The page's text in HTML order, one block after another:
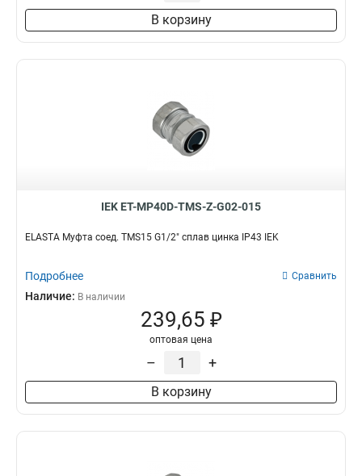
В корзину
IEK ET-MP40D-TMS-Z-G02-015
ELASTA Муфта соед. TMS15 G1/2" сплав цинка IP43 IEK
Подробнее Сравнить
Наличие: В наличии
239,65 ₽
оптовая цена
– +
В корзину